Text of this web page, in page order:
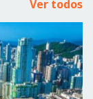
Ver todos